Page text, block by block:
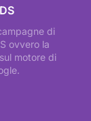
di
ovvero la
motore di